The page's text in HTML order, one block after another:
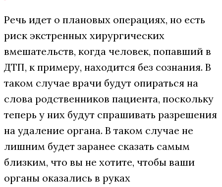
Речь идет о плановых операциях, но есть
риск экстренных хирургических
вмешательств, когда человек, попавший в
ДТП, к примеру, находится без сознания. В
таком случае врачи будут опираться на
слова родственников пациента, поскольку
теперь у них будут спрашивать разрешения
на удаление органа. В таком случае не
лишним будет заранее сказать самым
близким, что вы не хотите, чтобы ваши
органы оказались в руках